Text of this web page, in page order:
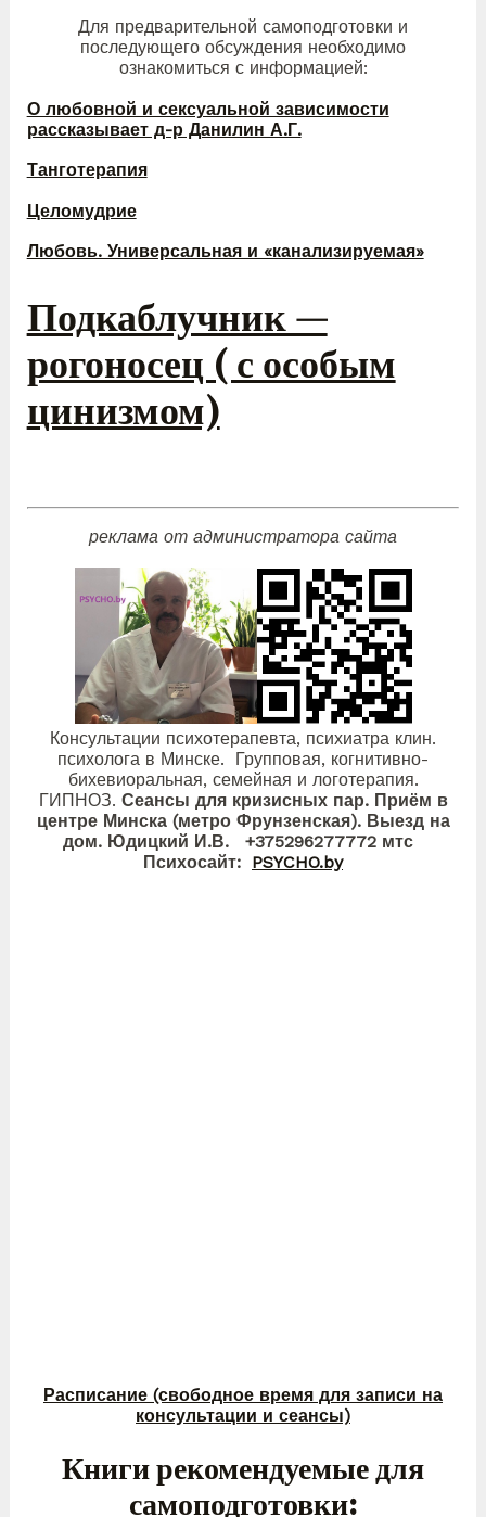
Для предварительной самоподготовки и
последующего обсуждения необходимо
ознакомиться с информацией:
О любовной и сексуальной зависимости
рассказывает д-р Данилин А.Г.
Танготерапия
Целомудрие
Любовь. Универсальная и «канализируемая»
Подкаблучник —
рогоносец ( с особым
цинизмом)
реклама от администратора сайта
Консультации психотерапевта, психиатра клин.
психолога в Минске. Групповая, когнитивно-
бихевиоральная, семейная и логотерапия.
ГИПНОЗ. Сеансы для кризисных пар. Приём в
центре Минска (метро Фрунзенская). Выезд на
дом. Юдицкий И.В. +375296277772 мтс
Психосайт: PSYCHO.by
Расписание (свободное время для записи на
консультации и сеансы)
Книги рекомендуемые для
самоподготовки: